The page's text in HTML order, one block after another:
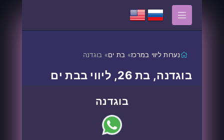
נערות ליווי במרכז» בת ים» בוגדנה
בוגדנה, בת 26, ליווי בבת ים
בוגדנה